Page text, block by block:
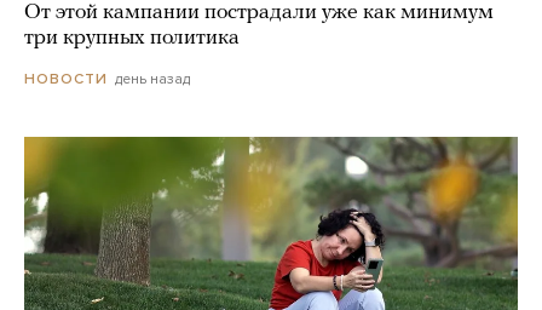
От этой кампании пострадали уже как минимум
три крупных политика
НОВОСТИ день назад